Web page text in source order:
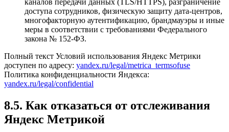
доступа сотрудников, физическую защиту дата-центров,
многофакторную аутентификацию, брандмауэры и иные
меры в соответствии с требованиями Федерального
закона № 152-ФЗ.
Полный текст Условий использования Яндекс Метрики
доступен по адресу: yandex.ru/legal/metrica_termsofuse
Политика конфиденциальности Яндекса:
yandex.ru/legal/confidential
8.5. Как отказаться от отслеживания
Яндекс Метрикой